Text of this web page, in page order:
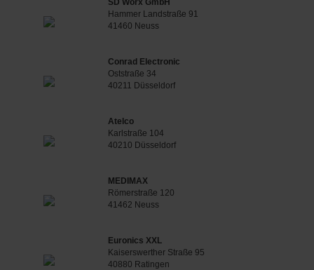
SD Worx GmbH
Hammer Landstraße 91
41460 Neuss
Conrad Electronic
Oststraße 34
40211 Düsseldorf
Atelco
Karlstraße 104
40210 Düsseldorf
MEDIMAX
Römerstraße 120
41462 Neuss
Euronics XXL
Kaiserswerther Straße 95
40880 Ratingen